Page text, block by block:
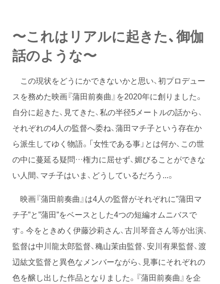
〜これはリアルに起きた、御伽
話のような〜
この現状をどうにかできないかと思い、初プロデュー
スを務めた映画『蒲田前奏曲』を2020年に創りました。
自分に起きた、見てきた、私の半径5メートルの話から、
それぞれの4人の監督へ委ね、蒲田マチ子という存在か
ら派生してゆく物語。「女性である事」とは何か、この世
の中に蔓延る疑問…権力に屈せず、媚びることができな
い人間、マチ子はいま、どうしているだろう...。
映画『蒲田前奏曲』は4人の監督がそれぞれに”蒲田マ
チ子”と”蒲田”をベースとした4つの短編オムニバスで
す。今をときめく伊藤沙莉さん、古川琴音さん等が出演、
監督は中川龍太郎監督、穐山茉由監督、安川有果監督、渡
辺紘文監督と異色なメンバーながら、見事にそれぞれの
色を醸し出した作品となりました。『蒲田前奏曲』を企